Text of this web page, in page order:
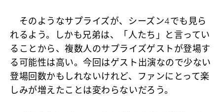
そのようなサプライズが、シーズン4でも見ら
れるよう。しかも兄弟は、「人たち」と言ってい
ることから、複数人のサプライズゲストが登場す
る可能性は高い。今回はゲスト出演なので少ない
登場回数かもしれないけれど、ファンにとって楽
しみが増えたことは変わらないだろう。